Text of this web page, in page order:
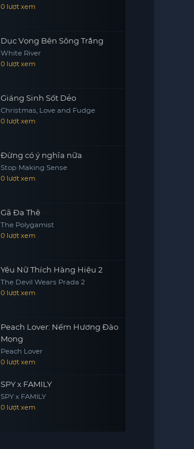
0 lượt xem
Dục Vọng Bên Sông Trắng
White River
0 lượt xem
Giáng Sinh Sốt Dẻo
Christmas, Love and Fudge
0 lượt xem
Đừng có ý nghĩa nữa
Stop Making Sense
0 lượt xem
Gã Đa Thê
The Polygamist
0 lượt xem
Yêu Nữ Thích Hàng Hiệu 2
The Devil Wears Prada 2
0 lượt xem
Peach Lover: Nếm Hương Đào
Mọng
Peach Lover
0 lượt xem
SPY x FAMILY
SPY x FAMILY
0 lượt xem